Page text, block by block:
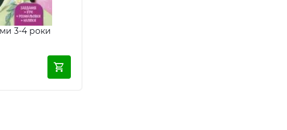
3-4 роки